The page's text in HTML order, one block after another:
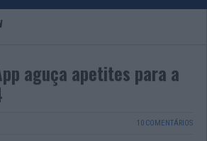
aguça apetites para a
10 COMENTÁRIOS